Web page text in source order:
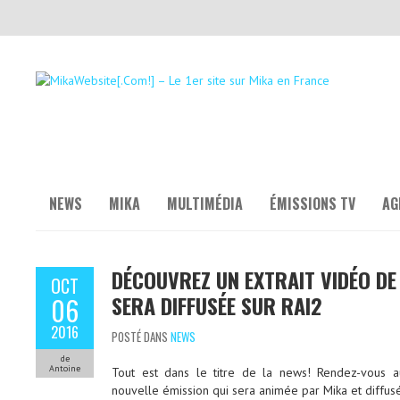
NEWS MIKA MULTIMÉDIA ÉMISSIONS TV
OCT
06
2016
de
Antoine
DÉCOUVREZ UN EXTRAIT VIDÉO
SERA DIFFUSÉE SUR RAI2
POSTÉ DANS NEWS
Tout est dans le titre de la news! Rendez-vous
nouvelle émission qui sera animée par Mika et